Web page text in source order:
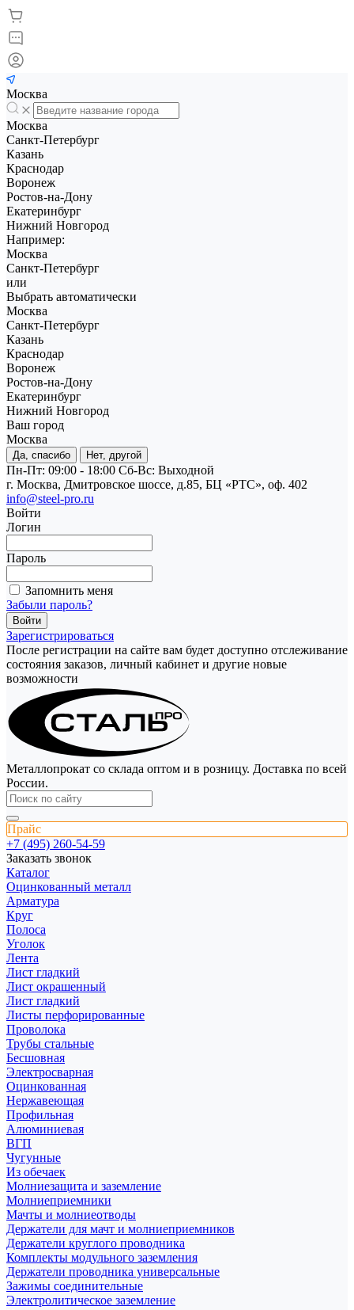
Москва
Москва
Санкт-Петербург
Казань
Краснодар
Воронеж
Ростов-на-Дону
Екатеринбург
Нижний Новгород
Например:
Москва
Санкт-Петербург
или
Выбрать автоматически
Москва
Санкт-Петербург
Казань
Краснодар
Воронеж
Ростов-на-Дону
Екатеринбург
Нижний Новгород
Ваш город
Москва
Да, спасибо Нет, другой
Пн-Пт: 09:00 - 18:00 Cб-Вс: Выходной
г. Москва, Дмитровское шоссе, д.85, БЦ «РТС», оф. 402
info@steel-pro.ru
Войти
Логин
Пароль
Запомнить меня
Забыли пароль?
Зарегистрироваться
После регистрации на сайте вам будет доступно отслеживание
состояния заказов, личный кабинет и другие новые
возможности
Металлопрокат со склада оптом и в розницу. Доставка по всей
России.
Прайс
+7 (495) 260-54-59
Заказать звонок
Каталог
Оцинкованный металл
Арматура
Круг
Полоса
Уголок
Лента
Лист гладкий
Лист окрашенный
Лист гладкий
Листы перфорированные
Проволока
Трубы стальные
Бесшовная
Электросварная
Оцинкованная
Нержавеющая
Профильная
Алюминиевая
ВГП
Чугунные
Из обечаек
Молниезащита и заземление
Молниеприемники
Мачты и молниеотводы
Держатели для мачт и молниеприемников
Держатели круглого проводника
Комплекты модульного заземления
Держатели проводника универсальные
Зажимы соединительные
Электролитическое заземление